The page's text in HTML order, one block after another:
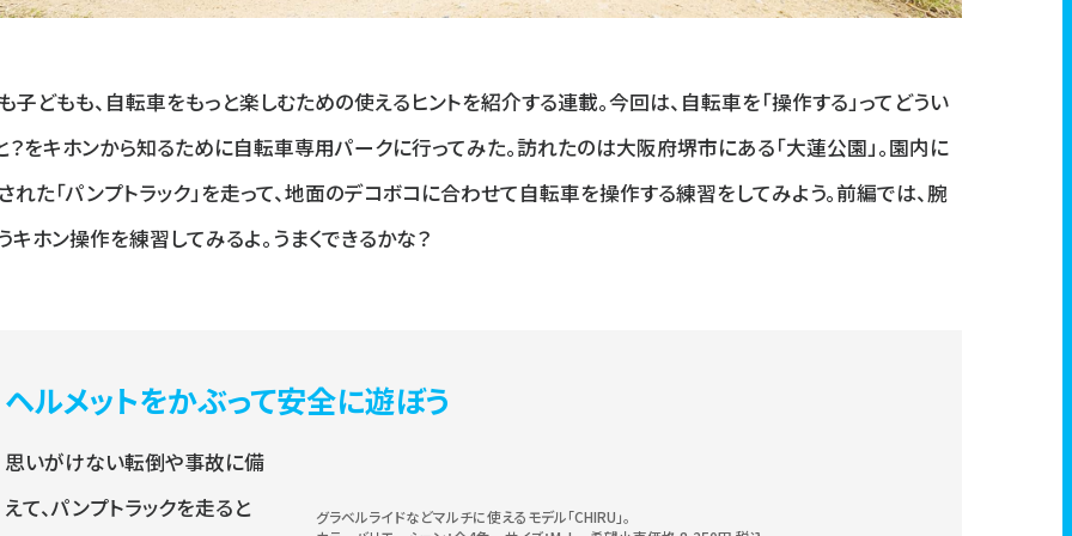
子どもも、自転車をもっと楽しむための使えるヒントを紹介する連載。今回は、自転車を「操作する」ってどうい
？をキホンから知るために自転車専用パークに行ってみた。訪れたのは大阪府堺市にある「大蓮公園」。園内に
れた「パンプトラック」を走って、地面のデコボコに合わせて自転車を操作する練習をしてみよう。前編では、腕
キホン操作を練習してみるよ。うまくできるかな？
ヘルメットをかぶって安全に遊ぼう
グラベルライドなどマルチに使えるモデル「CHIRU」。
思いがけない転倒や事故に備
えて、パンプトラックを走ると